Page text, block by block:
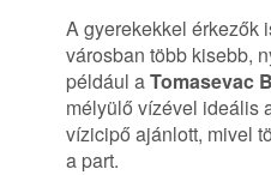
A gyerekekkel érkezők
városban több kisebb,
például aTomasevac
mélyülő vízével ideális
vízicipő ajánlott, mivel
a part.